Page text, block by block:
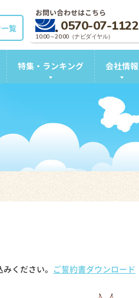
お問い合わせはこちら
0570-07-1122
10:00～20:00（ナビダイヤル）
覧
特集・ランキング 会社情報
ください。 ご誓約書ダウンロード